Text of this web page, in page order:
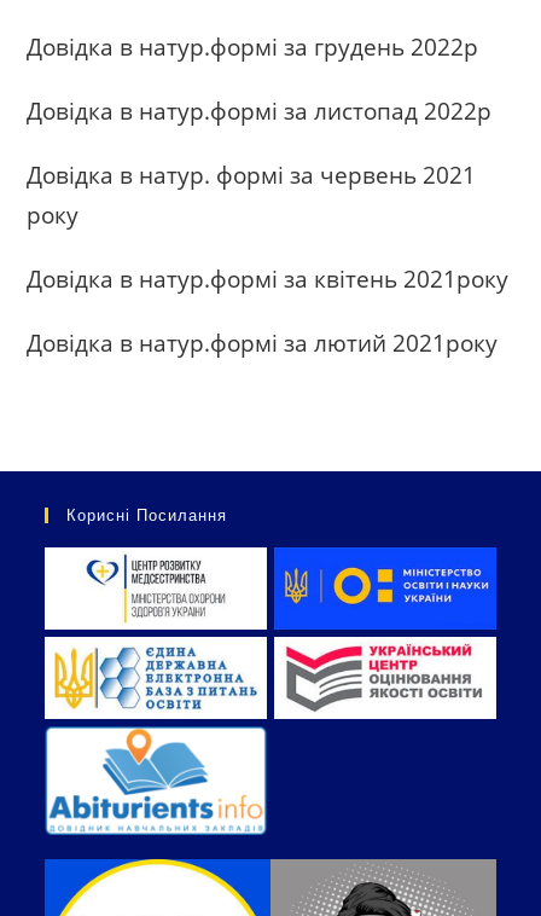
Довідка в натур.формі за грудень 2022р
Довідка в натур.формі за листопад 2022р
Довідка в натур. формі за червень 2021
року
Довідка в натур.формі за квітень 2021року
Довідка в натур.формі за лютий 2021року
Корисні Посилання